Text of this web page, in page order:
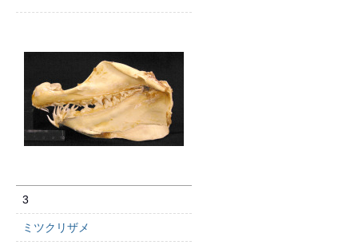
3
ミツクリザメ